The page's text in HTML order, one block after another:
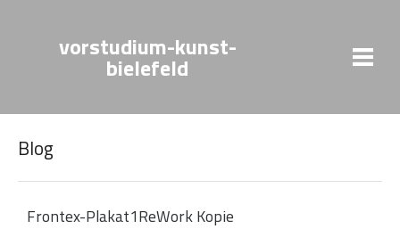
vorstudium-kunst-
bielefeld
Blog
Frontex-Plakat1ReWork Kopie